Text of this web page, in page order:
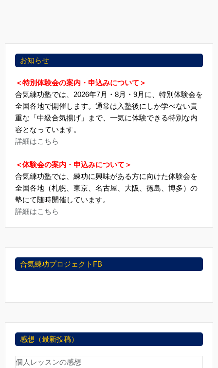
お知らせ
＜特別体験会の案内・申込みについて＞
合気練功塾では、2026年7月・8月・9月に、特別体験会を
全国各地で開催します。通常は入塾後にしか学べない貴
重な「中級合気揚げ」まで、一気に体験できる特別な内
容となっています。
詳細はこちら
＜体験会の案内・申込みについて＞
合気練功塾では、練功に興味がある方に向けた体験会を
全国各地（札幌、東京、名古屋、大阪、徳島、博多）の
塾にて随時開催しています。
詳細はこちら
合気練功プロジェクトFB
感想（最新投稿）
個人レッスンの感想